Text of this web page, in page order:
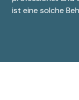
ist eine solche